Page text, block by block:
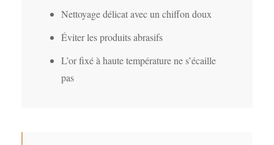
Nettoyage délicat avec un chiffon doux
Éviter les produits abrasifs
L’or fixé à haute température ne s’écaille
pas